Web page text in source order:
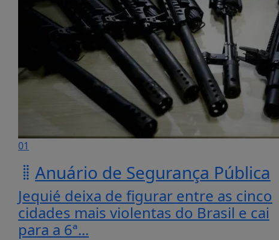
01
Anuário de Segurança Pública
Jequié deixa de figurar entre as cinco
cidades mais violentas do Brasil e cai
para a 6ª...